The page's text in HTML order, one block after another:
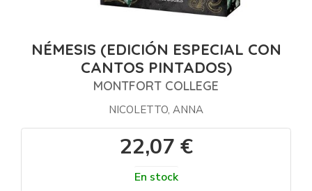
NÉMESIS (EDICIÓN ESPECIAL CON
CANTOS PINTADOS)
MONTFORT COLLEGE
NICOLETTO, ANNA
22,07 €
En stock